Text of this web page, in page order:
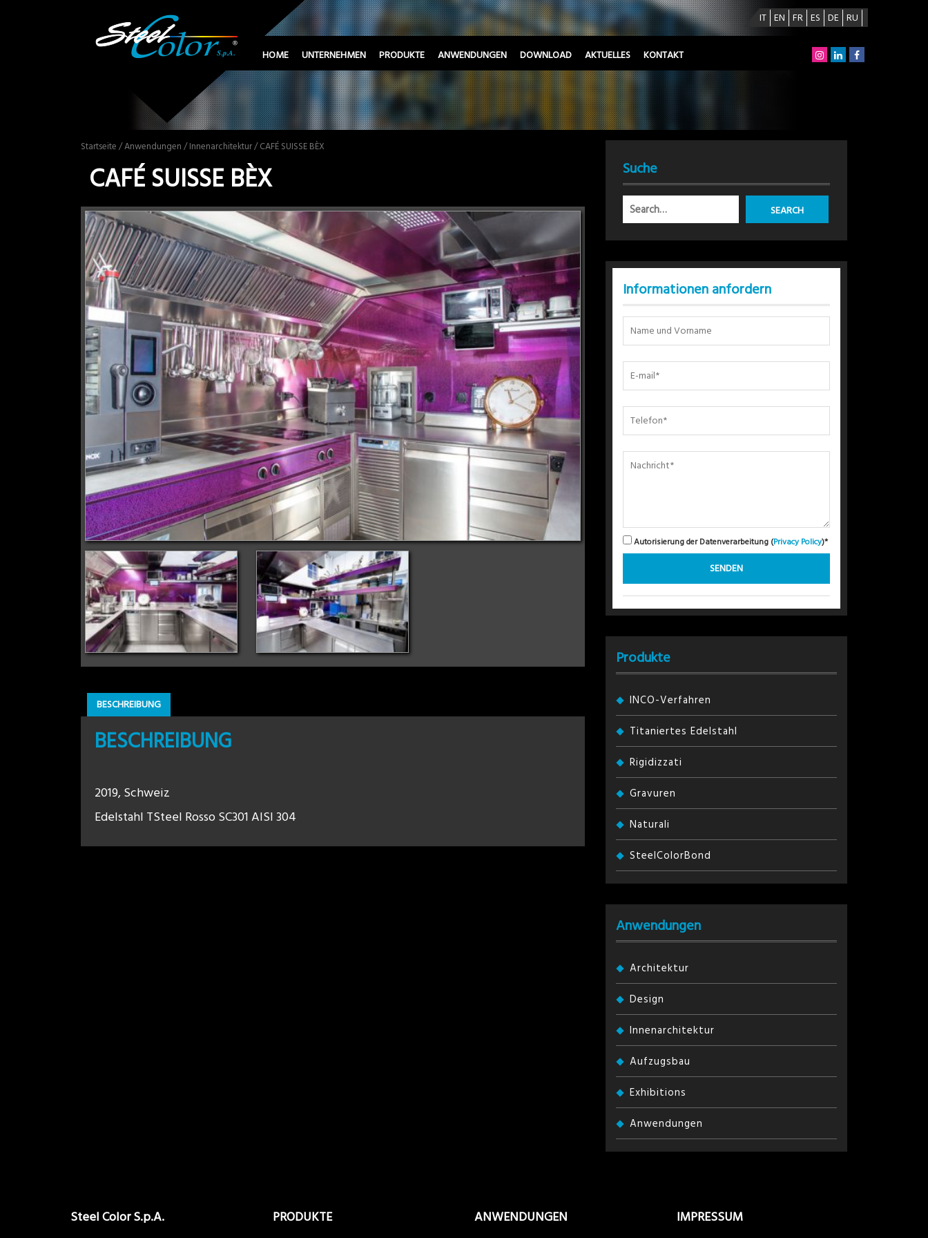
IT EN FR ES DE RU
HOME UNTERNEHMEN PRODUKTE ANWENDUNGEN DOWNLOAD AKTUELLES KONTAKT
Startseite /Anwendungen /Innenarchitektur/ CAFÉ SUISSE BÈX
CAFÉ SUISSE BÈX
BESCHREIBUNG
BESCHREIBUNG
2019, Schweiz
Edelstahl TSteel Rosso SC301 AISI 304
Suche
Informationen anfordern
Autorisierung der Datenverarbeitung (Privacy Policy)*
Produkte
INCO-Verfahren
Titaniertes Edelstahl
Rigidizzati
Gravuren
Naturali
SteelColorBond
Anwendungen
Architektur
Design
Innenarchitektur
Aufzugsbau
Exhibitions
Anwendungen
Steel Color S.p.A. PRODUKTE ANWENDUNGEN IMPRESSUM